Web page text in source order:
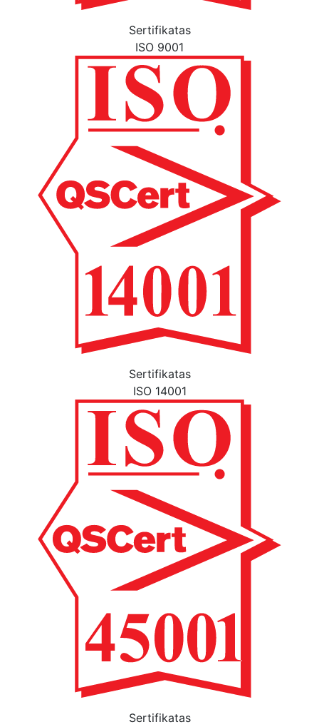
Sertifikatas
ISO 9001
Sertifikatas
ISO 14001
Sertifikatas